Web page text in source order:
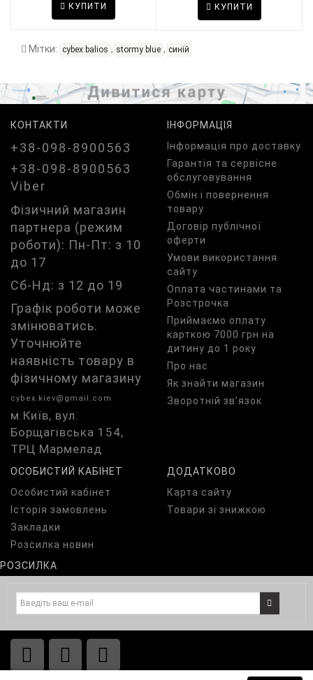
КУПИТИ КУПИТИ
Мітки: cybex balios , stormy blue , синій
КОНТАКТИ
+38-098-8900563
+38-098-8900563
Viber
Фізичний магазин
партнера (режим
роботи): Пн-Пт: з 10
до 17
Сб-Нд: з 12 до 19
Графік роботи може
змінюватись.
Уточнюйте
наявність товару в
фізичному магазину
cybex.kiev@gmail.com
м.Київ, вул.
Борщагівська 154,
ТРЦ Мармелад
ІНФОРМАЦІЯ
Iнформація про доставку
Гарантія та сервісне
обслуговування
Обмін і повернення
товару
Договір публічної
оферти
Умови використання
сайту
Оплата частинами та
Розстрочка
Приймаємо оплату
карткою 7000 грн на
дитину до 1 року
Про нас
Як знайти магазин
Зворотній зв’язок
ОСОБИСТИЙ КАБІНЕТ
Особистий кабінет
Історія замовлень
Закладки
Розсилка новин
ДОДАТКОВО
Карта сайту
Товари зі знижкою
РОЗСИЛКА